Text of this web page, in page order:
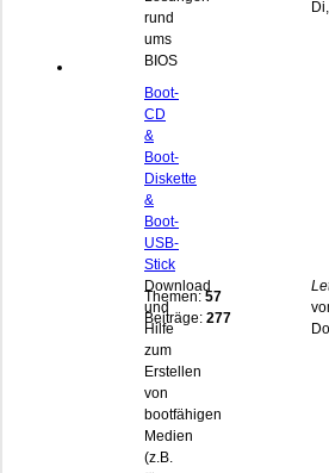
rund
ums
BIOS
Boot-
CD
&
Boot-
Diskette
&
Boot-
USB-
Stick
Download
und
Hilfe
zum
Erstellen
von
bootfähigen
Medien
(z.B.
Themen: 57
Beiträge: 277